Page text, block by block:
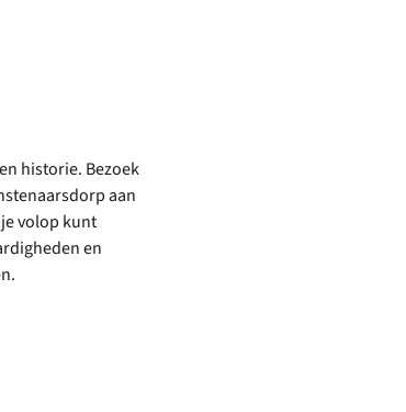
historie. Bezoek
aan
volop kunt
en